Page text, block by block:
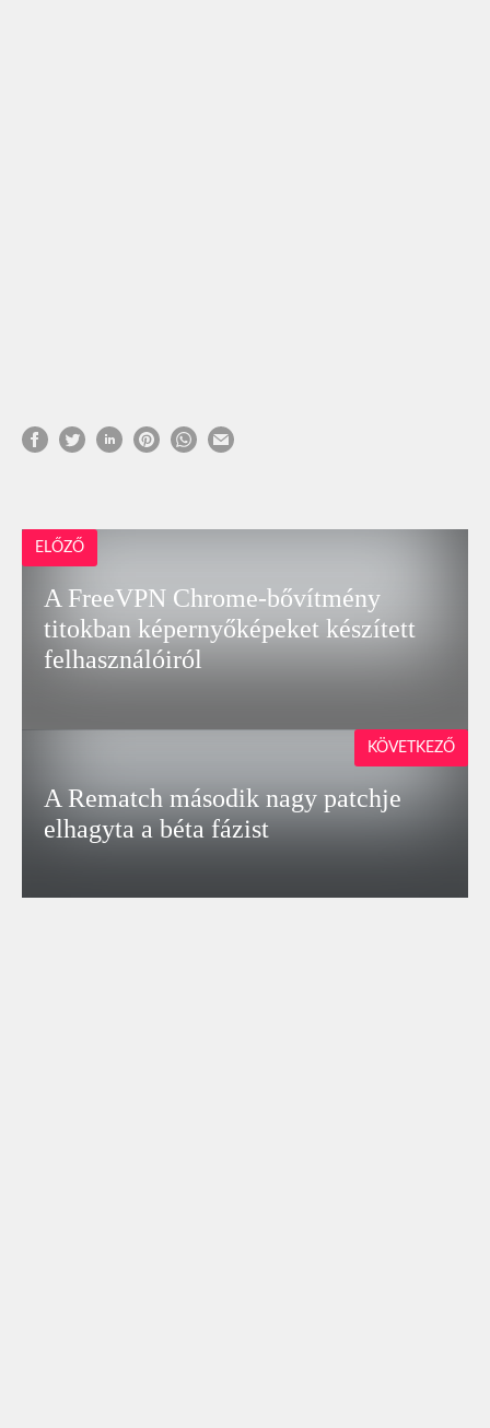
ELŐZŐ
A FreeVPN Chrome-bővítmény
titokban képernyőképeket készített
felhasználóiról
A Rematch második nagy patchje
elhagyta a béta fázist
KÖVETKEZŐ